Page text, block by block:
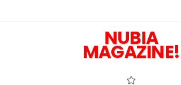
NUBIA
MAGAZINE!